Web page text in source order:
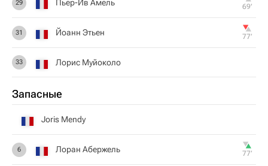
29 Пьер-Ив Амель 69‎’‎
31 Йоанн Этьен 77‎’‎
33 Лорис Муйоколо
Запасные
Joris Mendy
6 Лоран Абержель 77‎’‎